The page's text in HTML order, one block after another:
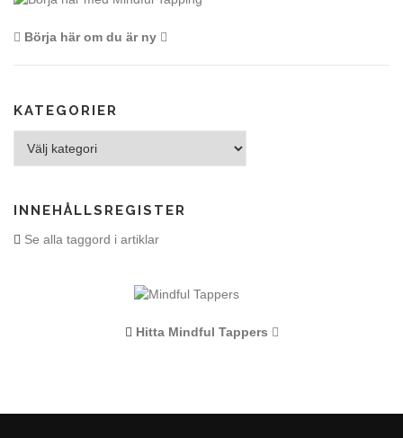
Börja här om du är ny
KATEGORIER
INNEHÅLLSREGISTER
Se alla taggord i artiklar
Hitta Mindful Tappers